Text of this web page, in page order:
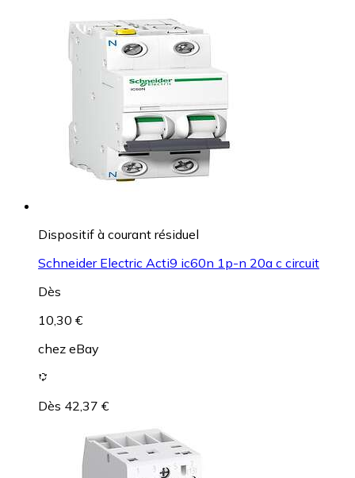
Dispositif à courant résiduel
Schneider Electric Acti9 ic60n 1p-n 20a c circuit
Dès
10,30 €
chez eBay
Dès 42,37 €